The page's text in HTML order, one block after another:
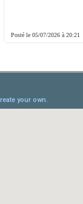
Posté le 05/07/2026 à 20:21